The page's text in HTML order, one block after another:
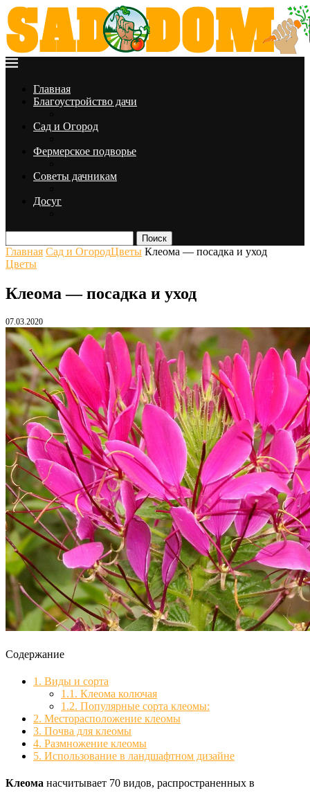
Главная
Благоустройство дачи
Сад и Огород
Фермерское подворье
Советы дачникам
Досуг
Поиск
Главная Сад и ОгородЦветы Клеома — посадка и уход
Цветы
Клеома — посадка и уход
07.03.2020
Содержание
1. Виды и сорта
1.1. Клеома колючая
1.2. Популярные сорта клеомы:
2. Месторасположение клеомы
3. Почва для клеомы
4. Размножение клеомы
5. Использование в ландшафтном дизайне
Клеома насчитывает 70 видов, распространенных в